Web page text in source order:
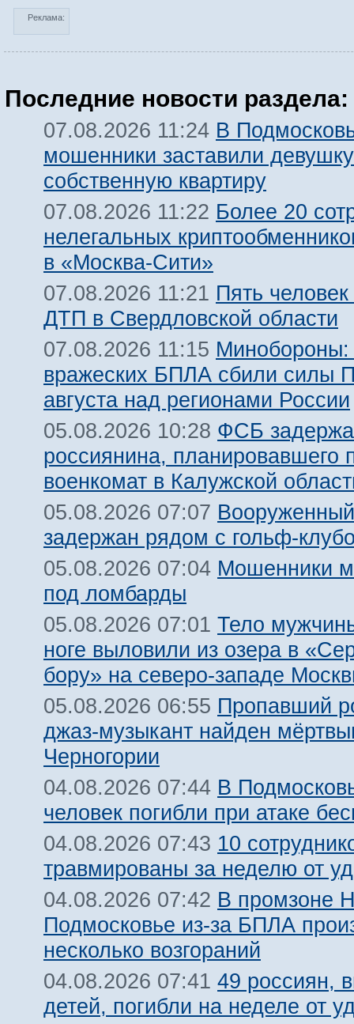
Реклама:
Последние новости раздела:
07.08.2026 11:24 В
мошенники заставили
собственную квартиру
07.08.2026 11:22 Более 20
нелегальных
в «Москва-Сити»
07.08.2026 11:21 Пять
ДТП в Свердловской области
07.08.2026 11:15 Минобороны:
вражеских БПЛА сбили силы
августа над регионами России
05.08.2026 10:28 ФСБ
россиянина, планировавшего
военкомат в Калужской
05.08.2026 07:07
задержан рядом с гольф-
05.08.2026 07:04 Мошенники
под ломбарды
05.08.2026 07:01 Тело
ноге выловили из озера в
бору» на северо-западе
05.08.2026 06:55 Пропавший
джаз-музыкант найден
Черногории
04.08.2026 07:44 В
человек погибли при атаке
04.08.2026 07:43 10
травмированы за неделю от
04.08.2026 07:42 В промзоне
Подмосковье из-за БПЛА
несколько возгораний
04.08.2026 07:41 49 россиян,
детей, погибли на неделе от